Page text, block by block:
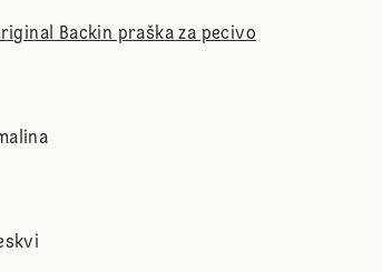
Backin praška za pecivo